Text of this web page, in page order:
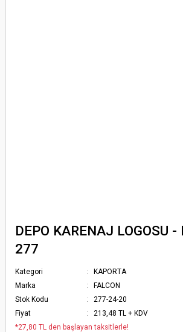
DEPO KARENAJ LOGOSU -
277
Kategori
KAPORTA
Marka
FALCON
Stok Kodu
277-24-20
Fiyat
213,48 TL + KDV
*27,80 TL den başlayan taksitlerle!